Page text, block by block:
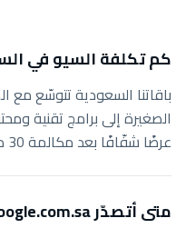
كم تكلفة السيو في
باقاتنا السعودية تتوسّع
الصغيرة إلى برامج تقنية
عرضًا شفّافًا بعد مكالمة 30 دقيقة.
متى أتصدّر Google.com.sa؟